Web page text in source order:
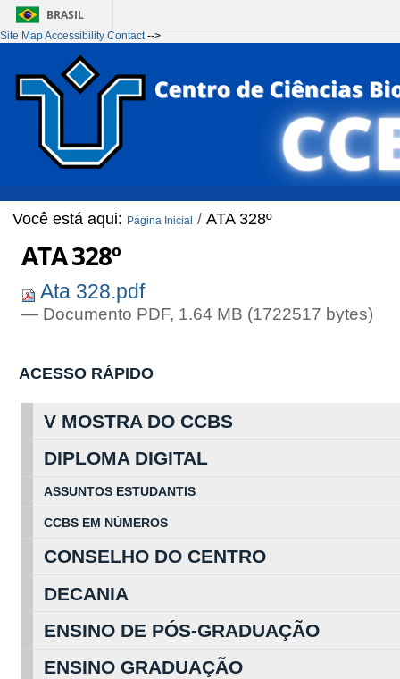
BRASIL
Ir para o conteúdo
Site MapAccessibility Contact-->
Você está aqui: Página Inicial /ATA 328º
ATA 328º
Ata 328.pdf
— Documento PDF, 1.64 MB (1722517 bytes)
ACESSO RÁPIDO
V MOSTRA DO CCBS
DIPLOMA DIGITAL
ASSUNTOS ESTUDANTIS
CCBS EM NÚMEROS
CONSELHO DO CENTRO
DECANIA
ENSINO DE PÓS-GRADUAÇÃO
ENSINO GRADUAÇÃO